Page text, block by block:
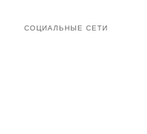
СОЦИАЛЬНЫЕ СЕТИ